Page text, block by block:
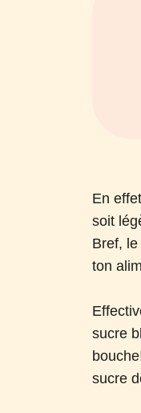
En
soit
Bref,
ton
sucre
sucre